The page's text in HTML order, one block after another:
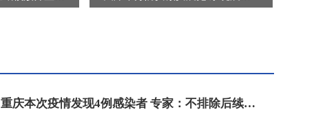
重庆本次疫情发现4例感染者 专家：不排除后续出现病例的可能